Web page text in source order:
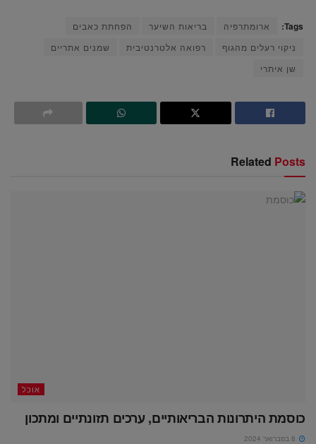
Tags: ארומתרפיה בריאות השיער
הפחתת כאבים
ניקוי רעלים מהגוף
רפואה אלטרנטיבית
שמנים אתריים
שן איתרי
Related Posts
אוכל
כוסמת היתרונות הבריאותיים, ערכים תזונתיים ומתכון